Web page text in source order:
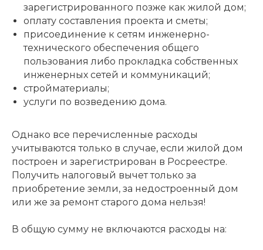
зарегистрированного позже как жилой дом;
оплату составления проекта и сметы;
присоединение к сетям инженерно-
технического обеспечения общего
пользования либо прокладка собственных
инженерных сетей и коммуникаций;
стройматериалы;
услуги по возведению дома.
Однако все перечисленные расходы
учитываются только в случае, если жилой дом
построен и зарегистрирован в Росреестре.
Получить налоговый вычет только за
приобретение земли, за недостроенный дом
или же за ремонт старого дома нельзя!
В общую сумму не включаются расходы на: